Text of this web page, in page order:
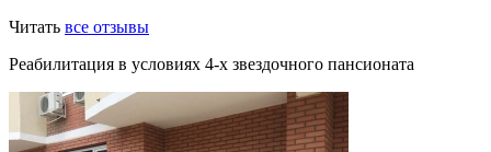
Читать все отзывы
Реабилитация в условиях 4-х звездочного пансионата